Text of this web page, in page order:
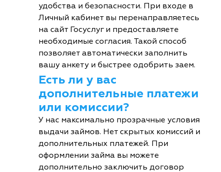
удобства и безопасности. При входе в
Личный кабинет вы перенаправляетесь
на сайт Госуслуг и предоставляете
необходимые согласия. Такой способ
позволяет автоматически заполнить
вашу анкету и быстрее одобрить заем.
Есть ли у вас
дополнительные платежи
или комиссии?
У нас максимально прозрачные условия
выдачи займов. Нет скрытых комиссий и
дополнительных платежей. При
оформлении займа вы можете
дополнительно заключить договор